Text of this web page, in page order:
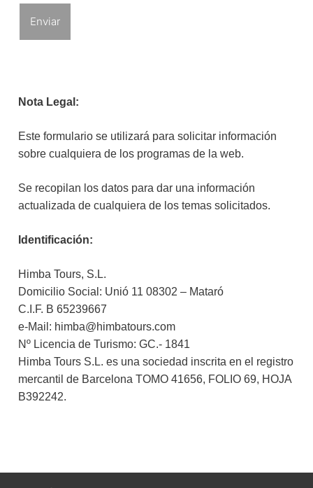
Nota Legal:
Este formulario se utilizará para solicitar información
sobre cualquiera de los programas de la web.
Se recopilan los datos para dar una información
actualizada de cualquiera de los temas solicitados.
Identificación:
Himba Tours, S.L.
Domicilio Social: Unió 11 08302 – Mataró
C.I.F. B 65239667
e-Mail: himba@himbatours.com
Nº Licencia de Turismo: GC.- 1841
Himba Tours S.L. es una sociedad inscrita en el registro
mercantil de Barcelona TOMO 41656, FOLIO 69, HOJA
B392242.